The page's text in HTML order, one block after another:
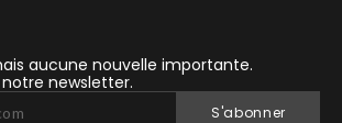
aucune nouvelle importante.
newsletter.
S'abonner